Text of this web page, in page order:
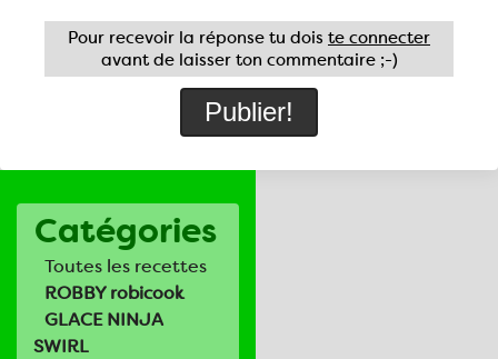
Catégories
Toutes les recettes
ROBBY robicook
GLACE NINJA
SWIRL
Pour recevoir la réponse tu dois te connecter
avant de laisser ton commentaire ;-)